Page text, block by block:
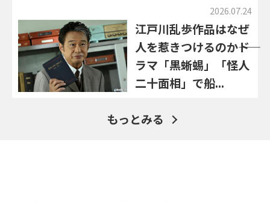
2026.07.24
江戸川乱歩作品はなぜ
人を惹きつけるのか――ド
ラマ「黒蜥蜴」「怪人
二十面相」で船...
もっとみる